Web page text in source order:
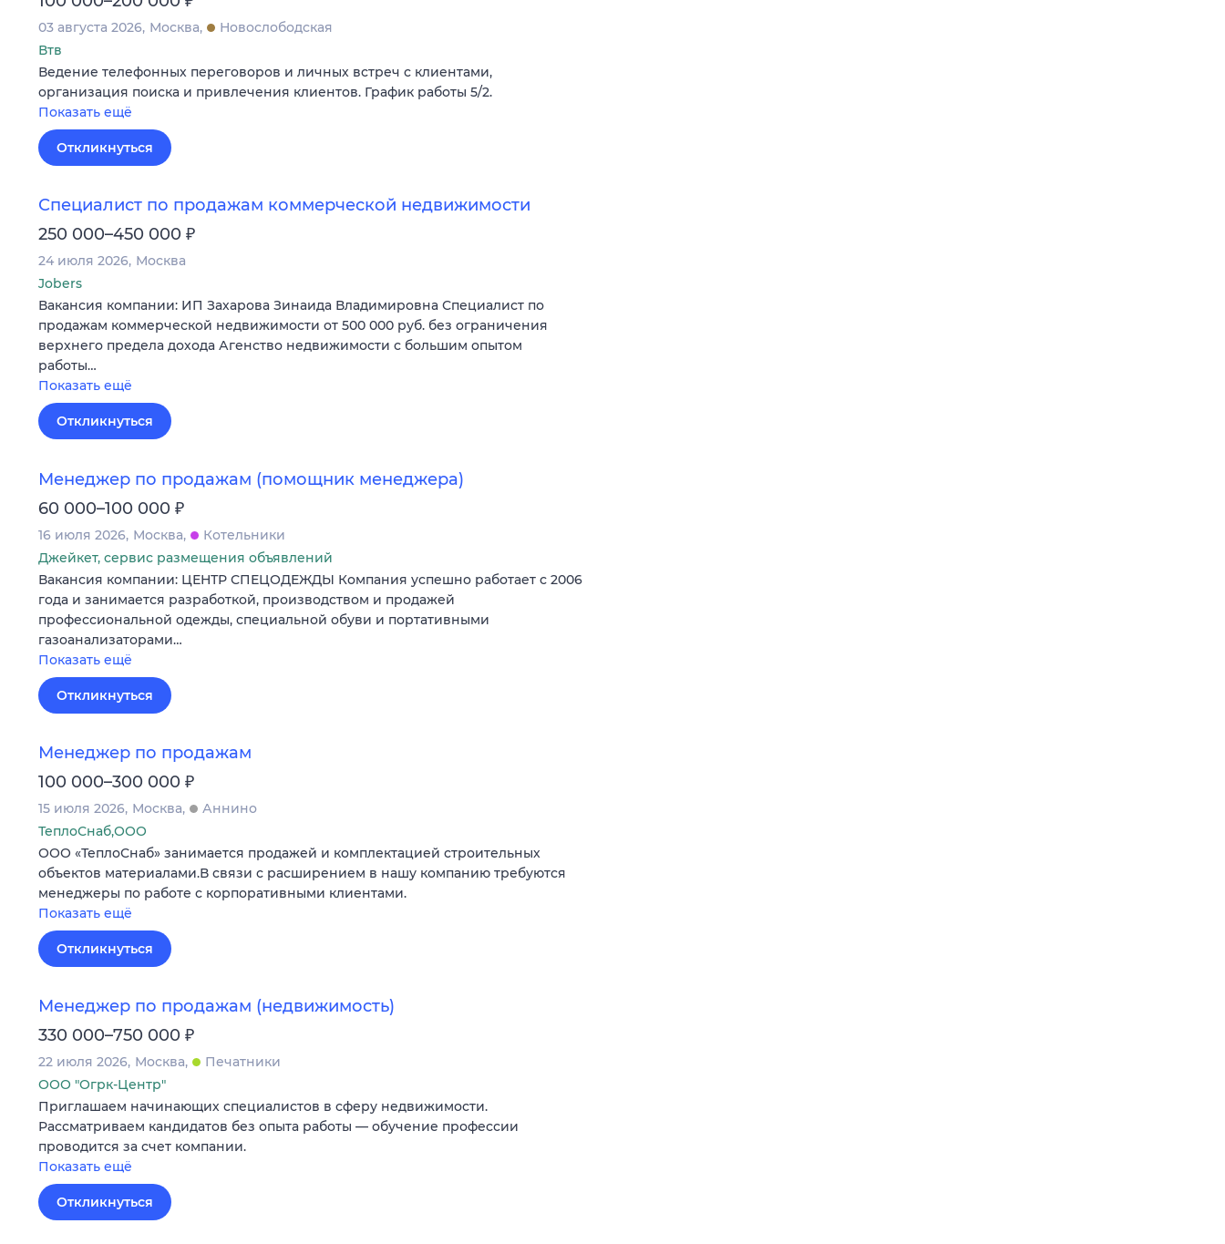
03 августа 2026 Москва
Новослободская
Втв
Ведение телефонных переговоров и личных встреч с клиентами,
организация поиска и привлечения клиентов. График работы 5/2.
Показать ещё
Откликнуться
Специалист по продажам коммерческой недвижимости
250 000–450 000 ₽
24 июля 2026 Москва
Jobers
Вакансия компании: ИП Захарова Зинаида Владимировна Специалист по
продажам коммерческой недвижимости от 500 000 руб. без ограничения
верхнего предела дохода Агенство недвижимости с большим опытом
работы…
Показать ещё
Откликнуться
Менеджер по продажам (помощник менеджера)
60 000–100 000 ₽
16 июля 2026 Москва
Котельники
Джейкет, сервис размещения объявлений
Вакансия компании: ЦЕНТР СПЕЦОДЕЖДЫ Компания успешно работает с 2006
года и занимается разработкой, производством и продажей
профессиональной одежды, специальной обуви и портативными
газоанализаторами…
Показать ещё
Откликнуться
Менеджер по продажам
100 000–300 000 ₽
15 июля 2026 Москва
Аннино
ТеплоСнаб,ООО
ООО «ТеплоСнаб» занимается продажей и комплектацией строительных
объектов материалами.В связи с расширением в нашу компанию требуются
менеджеры по работе с корпоративными клиентами.
Показать ещё
Откликнуться
Менеджер по продажам (недвижимость)
330 000–750 000 ₽
22 июля 2026 Москва
Печатники
ООО "Огрк-Центр"
Приглашаем начинающих специалистов в сферу недвижимости.
Рассматриваем кандидатов без опыта работы — обучение профессии
проводится за счет компании.
Показать ещё
Откликнуться